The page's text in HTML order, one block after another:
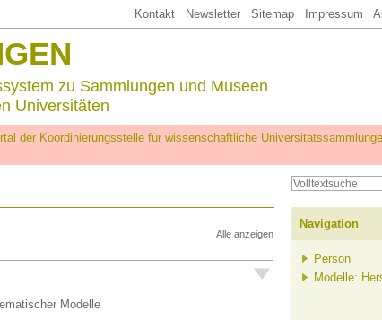
Kontakt Newsletter Sitemap Impressum
zu Sammlungen und Museen
Universitäten
der Koordinierungsstelle für wissenschaftliche
Alle anzeigen
Modelle
Navigation
Person
Modelle: